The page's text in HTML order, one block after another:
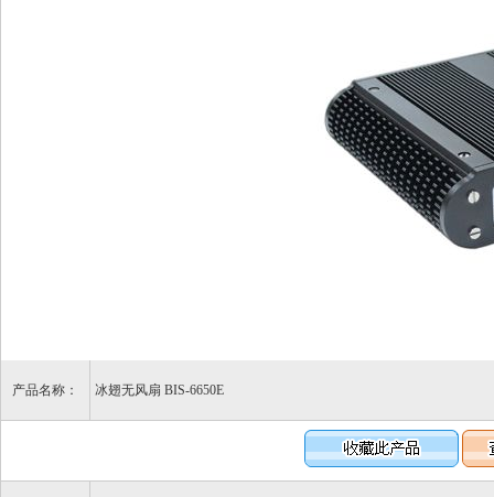
产品名称： 冰翅无风扇 BIS-6650E